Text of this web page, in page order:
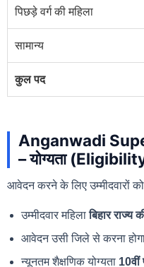
पिछड़े वर्ग की महिला
सामान्य
कुल पद
Anganwadi
– योग्यता
आवेदन करने के लिए उम्मीदवारों को
उम्मीदवार महिलाबिहार राज्य
आवेदन उसी जिले से करना
न्यूनतम शैक्षणिक योग्यता 10वीं